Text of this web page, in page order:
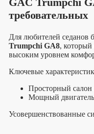
требовательных
Для любителей седанов
Trumpchi GA8, который
высоким уровнем
Ключевые
Просторный салон
Мощный
Усовершенствованные